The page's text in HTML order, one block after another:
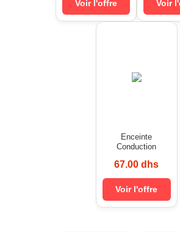
Voir l'offre Voir
Enceinte
Conduction
67.00 dhs
Voir l'offre